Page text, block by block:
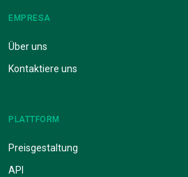
EMPRESA
Über uns
Kontaktiere uns
PLATTFORM
Preisgestaltung
API